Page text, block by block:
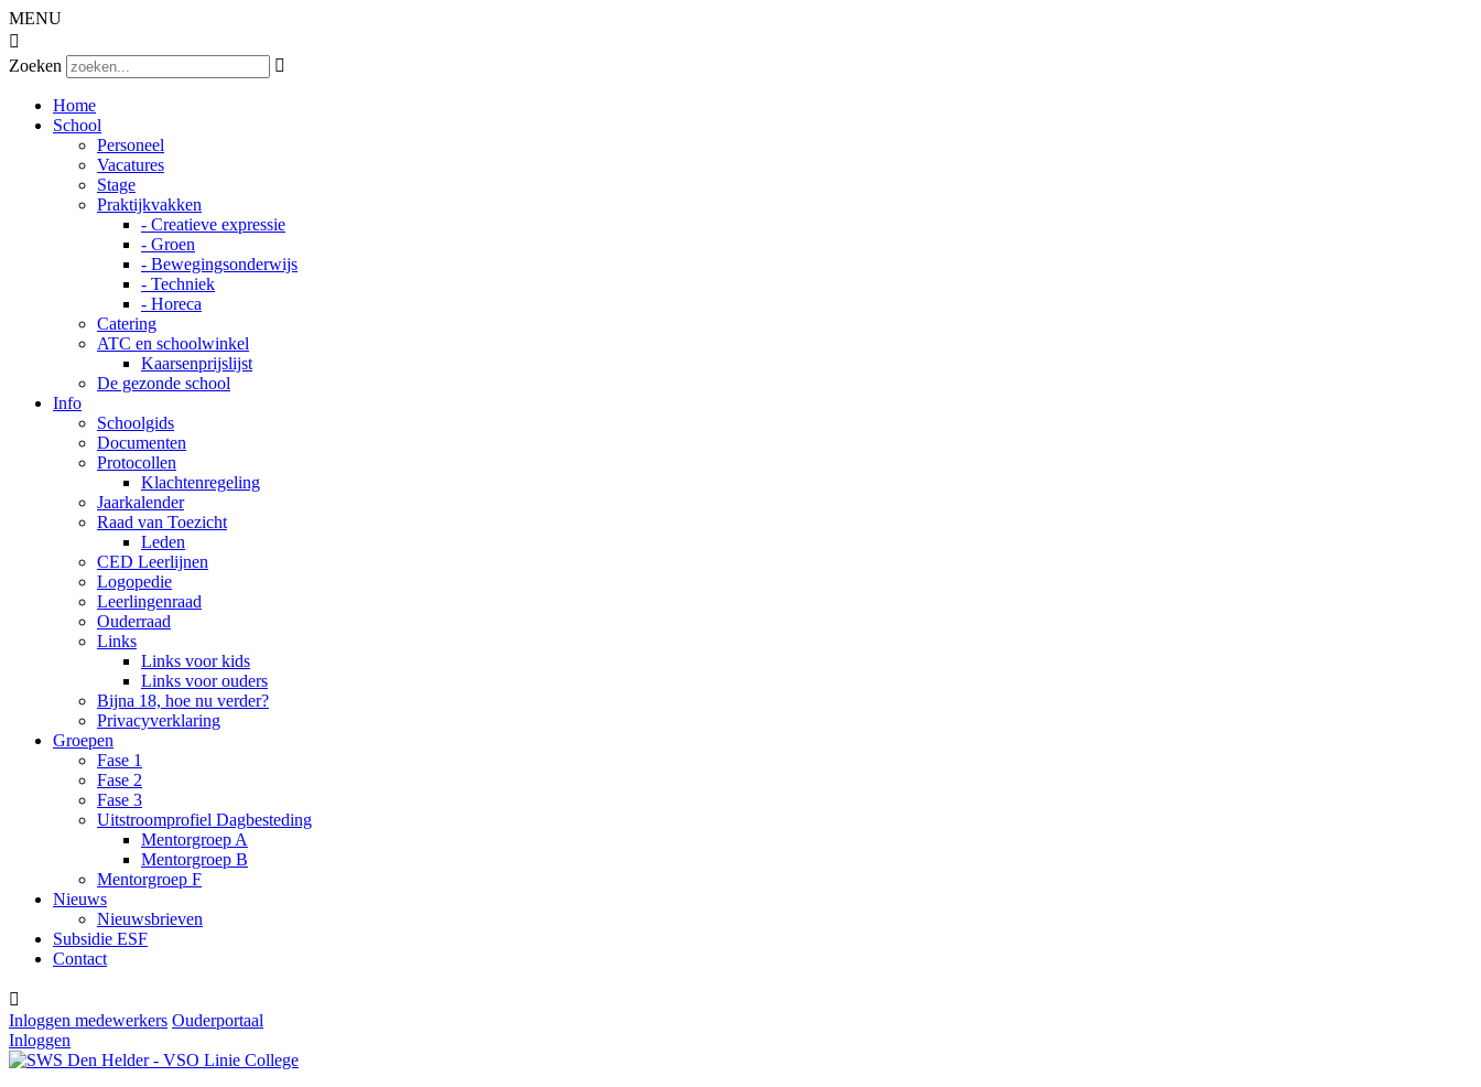
MENU

Zoeken

Home
School
Personeel
Vacatures
Stage
Praktijkvakken
- Creatieve expressie
- Groen
- Bewegingsonderwijs
- Techniek
- Horeca
Catering
ATC en schoolwinkel
Kaarsenprijslijst
De gezonde school
Info
Schoolgids
Documenten
Protocollen
Klachtenregeling
Jaarkalender
Raad van Toezicht
Leden
CED Leerlijnen
Logopedie
Leerlingenraad
Ouderraad
Links
Links voor kids
Links voor ouders
Bijna 18, hoe nu verder?
Privacyverklaring
Groepen
Fase 1
Fase 2
Fase 3
Uitstroomprofiel Dagbesteding
Mentorgroep A
Mentorgroep B
Mentorgroep F
Nieuws
Nieuwsbrieven
Subsidie ESF
Contact

Inloggen medewerkers Ouderportaal
Inloggen